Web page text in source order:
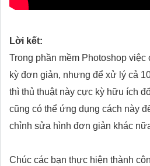
Lời kết:
Trong phần mềm Photoshop việc
kỳ đơn giản, nhưng để xử lý cả
thì thủ thuật này cực kỳ hữu ích
cũng có thể ứng dụng cách này
chỉnh sửa hình đơn giản khác
Chúc các bạn thực hiện thành